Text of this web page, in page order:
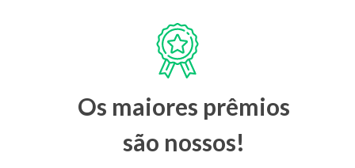
Os maiores prêmios
são nossos!